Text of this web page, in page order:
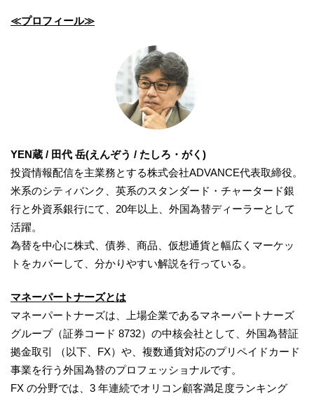
≪プロフィール≫
YEN蔵 / 田代 岳(えんぞう / たしろ・がく)
投資情報配信を主業務とする株式会社ADVANCE代表取締役。
米系のシティバンク、英系のスタンダード・チャータード銀
行と外資系銀行にて、20年以上、外国為替ディーラーとして
活躍。
為替を中心に株式、債券、商品、仮想通貨と幅広くマーケッ
トをカバーして、分かりやすい解説を行っている。
マネーパートナーズとは
マネーパートナーズは、上場企業であるマネーパートナーズ
グループ（証券コード 8732）の中核会社として、外国為替証
拠金取引 （以下、FX）や、複数通貨対応のプリペイドカード
事業を行う外国為替のプロフェッショナルです。
FX の分野では、3 年連続でオリコン顧客満足度ランキング